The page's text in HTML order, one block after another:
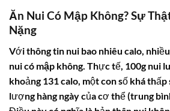
Ăn Nui Có Mập Không? Sự
Nặng
Với thông tin nui bao nhiêu calo,
nui có mập không. Thực tế, 100g nui
khoảng 131 calo, một con số khá
lượng hàng ngày của cơ thể (trung